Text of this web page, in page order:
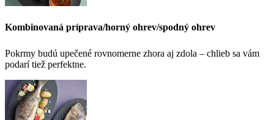
Kombinovaná príprava/horný ohrev/spodný ohrev
Pokrmy budú upečené rovnomerne zhora aj zdola – chlieb sa vám
podarí tiež perfektne.